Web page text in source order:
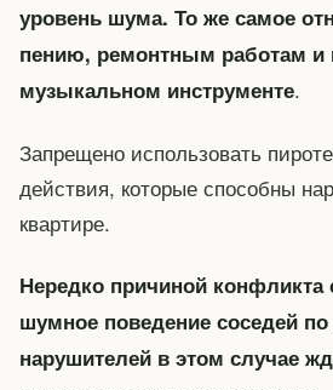
уровень шума. То же самое
пению, ремонтным работам и
музыкальном инструменте.
Запрещено использовать
действия, которые способны
квартире.
Нередко причиной конфликта
шумное поведение соседей
нарушителей в этом случае